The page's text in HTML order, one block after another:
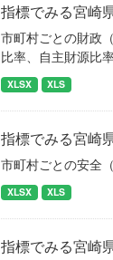
指標でみる宮崎
市町村ごとの財政
比率、自主財源比
XLSX XLS
指標でみる宮崎
市町村ごとの安全
XLSX XLS
指標でみる宮崎